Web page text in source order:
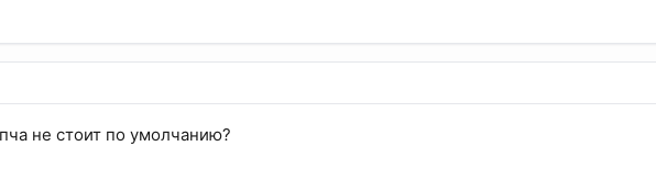
не стоит по умолчанию?